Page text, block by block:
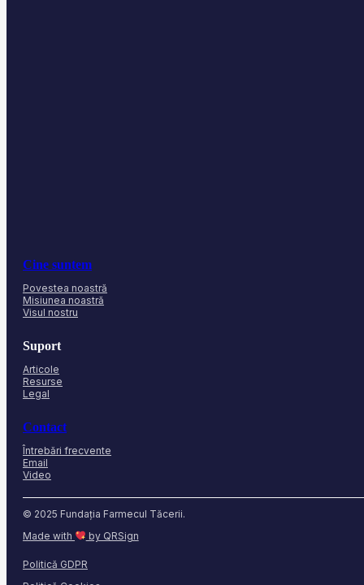
Cine suntem
Povestea noastră
Misiunea noastră
Visul nostru
Suport
Articole
Resurse
Legal
Contact
Întrebări frecvente
Email
Video
© 2025 Fundația Farmecul Tăcerii.
Made with
by QRSign
Politică GDPR